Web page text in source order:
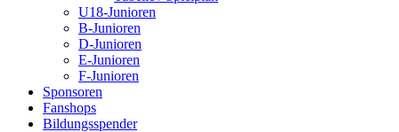
U18-Junioren
B-Junioren
D-Junioren
E-Junioren
F-Junioren
Sponsoren
Fanshops
Bildungsspender